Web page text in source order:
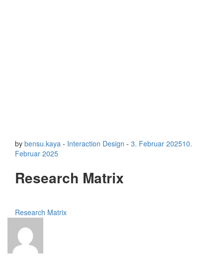
by bensu.kaya - Interaction Design - 3. Februar 202510.
Februar 2025
Research Matrix
Research Matrix